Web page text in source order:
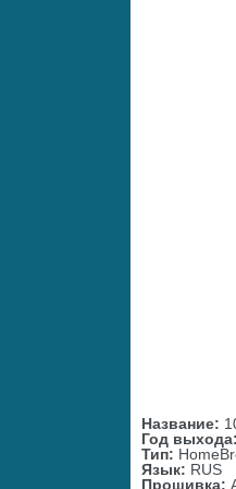
Название:
Год выхода:
Тип:
Язык: RUS
Прошивка: